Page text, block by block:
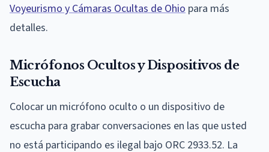
Voyeurismo y Cámaras Ocultas de Ohio para más
detalles.
Micrófonos Ocultos y Dispositivos de
Escucha
Colocar un micrófono oculto o un dispositivo de
escucha para grabar conversaciones en las que usted
no está participando es ilegal bajo ORC 2933.52. La